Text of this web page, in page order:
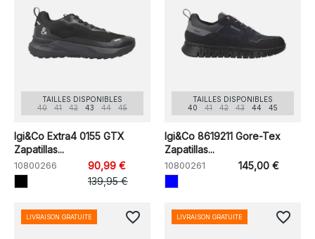
TAILLES DISPONIBLES
40
41 42 43 44 45
Igi&Co Extra4 0155 GTX
Zapatillas...
10800266
90,99 €
139,95 €
TAILLES DISPONIBLES
40
41 42 43 44 45
Igi&Co 8619211 Gore-Tex
Zapatillas...
10800261 145,00 €
LIVRAISON GRATUITE favorite_border LIVRAISON GRATUITE favorite_border